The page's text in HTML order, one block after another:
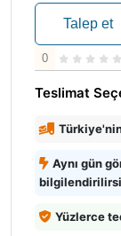
Talep et
0
Teslimat
Aynı gün
Yüzlerce